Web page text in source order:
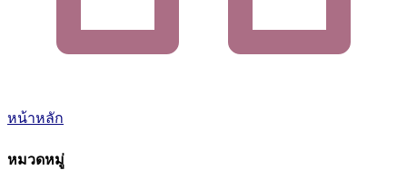
หน้าหลัก
หมวดหมู่